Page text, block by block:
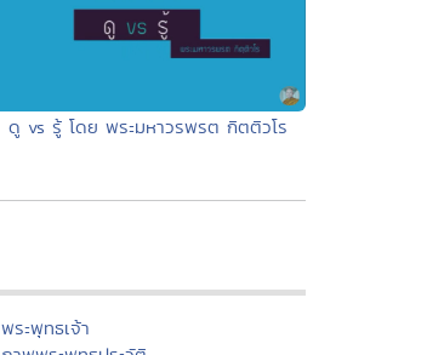
ดู vs รู้ โดย พระมหาวรพรต กิตติวโร
พระพุทธเจ้า